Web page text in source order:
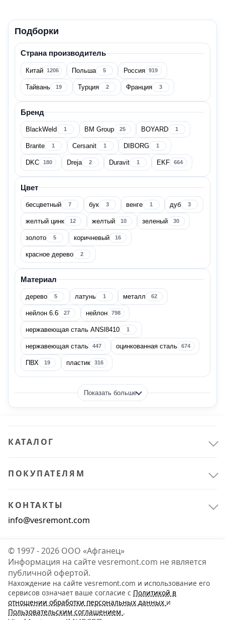
Цена
Страна производитель
Беларусь
Венгрия 22
Германия
Испания
Италия
Показать все
Бренд
AKS
алюминий
бежевый 4
белый цинк
Подборки
Страна производитель
Китай 1206 Польша 5 Россия 919
Тайвань 19 Турция 2 Франция 3
Бренд
BlackWeld 1 BM Group 25 BOYARD 1
Brante 1 Cersanit 1 DIBORG 1
DKC 180 Dreja 2 Duravit 1 EKF 664
Цвет
бесцветный 7 бук 3 венге 1 дуб 3
желтый цинк 12 желтый 10 зеленый 30
золото 5 коричневый 16
красное дерево 2
Материал
дерево 5 латунь 1 металл 62
нейлон 6.6 27 нейлон 798
нержавеющая сталь ANSl8410 1
нержавеющая сталь 447 оцинкованная сталь 674
ПВХ 19 пластик 316
Показать больше
КАТАЛОГ
ПОКУПАТЕЛЯМ
КОНТАКТЫ
info@vesremont.com
© 1997 - 2026 ООО «Афганец»
Информация на сайте vesremont.com не является
публичной офертой.
Нахождение на сайте vesremont.com и использование его
сервисов означает ваше согласие с Политикой в
отношении обработки персональных данных и
Пользовательским соглашением .